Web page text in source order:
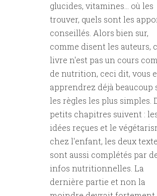
glucides, vitamines... où les
trouver, quels sont les
conseillés. Alors bien sur,
comme disent les auteurs,
livre n'est pas un cours
de nutrition, ceci dit, vous
apprendrez déjà beaucoup
les règles les plus simples.
petits chapitres suivent :
idées reçues et le
chez l'enfant, les deux
sont aussi complétés par
infos nutritionnelles. La
dernière partie et non la